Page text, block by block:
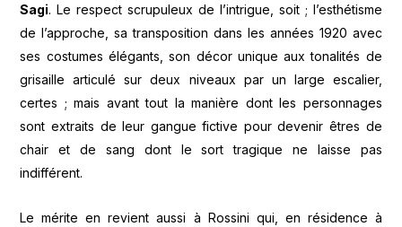
Sagi. Le respect scrupuleux de l’intrigue, soit ; l’esthétisme
de l’approche, sa transposition dans les années 1920 avec
ses costumes élégants, son décor unique aux tonalités de
grisaille articulé sur deux niveaux par un large escalier,
certes ; mais avant tout la manière dont les personnages
sont extraits de leur gangue fictive pour devenir êtres de
chair et de sang dont le sort tragique ne laisse pas
indifférent.
Le mérite en revient aussi à Rossini qui, en résidence à